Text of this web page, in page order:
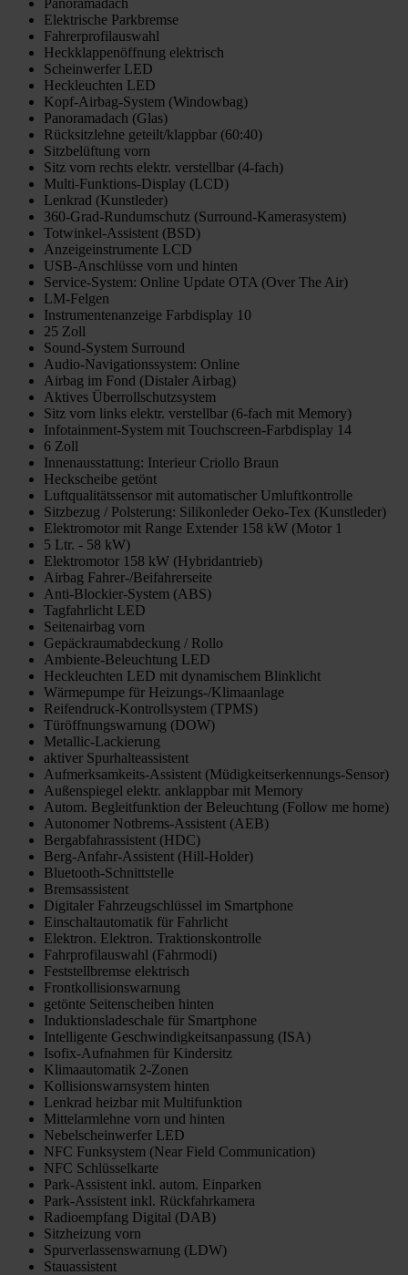
Elektrische Parkbremse
Fahrerprofilauswahl
Heckklappenöffnung elektrisch
Scheinwerfer LED
Heckleuchten LED
Kopf-Airbag-System (Windowbag)
Panoramadach (Glas)
Rücksitzlehne geteilt/klappbar (60:40)
Sitzbelüftung vorn
Sitz vorn rechts elektr. verstellbar (4-fach)
Multi-Funktions-Display (LCD)
Lenkrad (Kunstleder)
360-Grad-Rundumschutz (Surround-Kamerasystem)
Totwinkel-Assistent (BSD)
Anzeigeinstrumente LCD
USB-Anschlüsse vorn und hinten
Service-System: Online Update OTA (Over The Air)
LM-Felgen
Instrumentenanzeige Farbdisplay 10
25 Zoll
Sound-System Surround
Audio-Navigationssystem: Online
Airbag im Fond (Distaler Airbag)
Aktives Überrollschutzsystem
Sitz vorn links elektr. verstellbar (6-fach mit Memory)
Infotainment-System mit Touchscreen-Farbdisplay 14
6 Zoll
Innenausstattung: Interieur Criollo Braun
Heckscheibe getönt
Luftqualitätssensor mit automatischer Umluftkontrolle
Sitzbezug / Polsterung: Silikonleder Oeko-Tex (Kunstleder)
Elektromotor mit Range Extender 158 kW (Motor 1
5 Ltr. - 58 kW)
Elektromotor 158 kW (Hybridantrieb)
Airbag Fahrer-/Beifahrerseite
Anti-Blockier-System (ABS)
Tagfahrlicht LED
Seitenairbag vorn
Gepäckraumabdeckung / Rollo
Ambiente-Beleuchtung LED
Heckleuchten LED mit dynamischem Blinklicht
Wärmepumpe für Heizungs-/Klimaanlage
Reifendruck-Kontrollsystem (TPMS)
Türöffnungswarnung (DOW)
Metallic-Lackierung
aktiver Spurhalteassistent
Aufmerksamkeits-Assistent (Müdigkeitserkennungs-Sensor)
Außenspiegel elektr. anklappbar mit Memory
Autom. Begleitfunktion der Beleuchtung (Follow me home)
Autonomer Notbrems-Assistent (AEB)
Bergabfahrassistent (HDC)
Berg-Anfahr-Assistent (Hill-Holder)
Bluetooth-Schnittstelle
Bremsassistent
Digitaler Fahrzeugschlüssel im Smartphone
Einschaltautomatik für Fahrlicht
Elektron. Elektron. Traktionskontrolle
Fahrprofilauswahl (Fahrmodi)
Feststellbremse elektrisch
Frontkollisionswarnung
getönte Seitenscheiben hinten
Induktionsladeschale für Smartphone
Intelligente Geschwindigkeitsanpassung (ISA)
Isofix-Aufnahmen für Kindersitz
Klimaautomatik 2-Zonen
Kollisionswarnsystem hinten
Lenkrad heizbar mit Multifunktion
Mittelarmlehne vorn und hinten
Nebelscheinwerfer LED
NFC Funksystem (Near Field Communication)
NFC Schlüsselkarte
Park-Assistent inkl. autom. Einparken
Park-Assistent inkl. Rückfahrkamera
Radioempfang Digital (DAB)
Sitzheizung vorn
Spurverlassenswarnung (LDW)
Stauassistent